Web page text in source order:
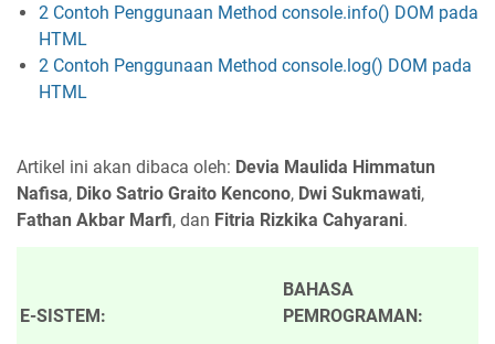
2 Contoh Penggunaan Method console.info() DOM pada
HTML
2 Contoh Penggunaan Method console.log() DOM pada
HTML
Artikel ini akan dibaca oleh: Devia Maulida Himmatun
Nafisa, Diko Satrio Graito Kencono, Dwi Sukmawati,
Fathan Akbar Marfi, dan Fitria Rizkika Cahyarani.
E-SISTEM:
BAHASA
PEMROGRAMAN: